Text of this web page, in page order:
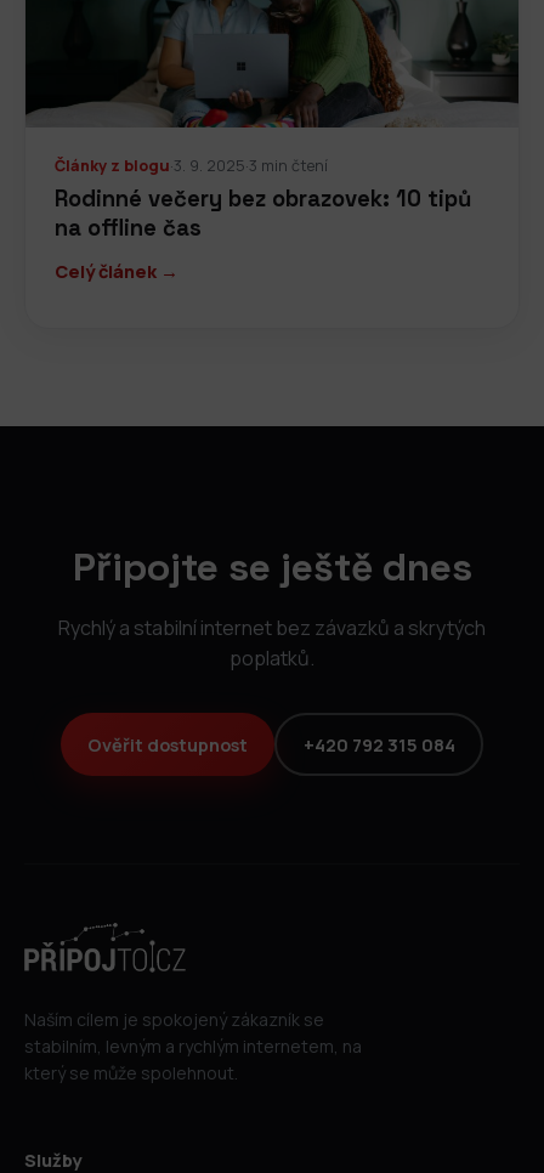
Články z blogu·3. 9. 2025·3 min čtení
Rodinné večery bez obrazovek: 10 tipů
na offline čas
Celý článek →
Připojte se ještě dnes
Rychlý a stabilní internet bez závazků a skrytých
poplatků.
Ověřit dostupnost +420 792 315 084
Naším cílem je spokojený zákazník se
stabilním, levným a rychlým internetem, na
který se může spolehnout.
Služby